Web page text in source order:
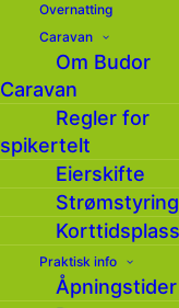
Overnatting
Caravan
Om Budor
Caravan
Regler for
spikertelt
Eierskifte
Strømstyring
Praktisk info
Åpningstider
Nordbygda/
Minifart 1 –
kl. 10.00 –
Mer
nettside her